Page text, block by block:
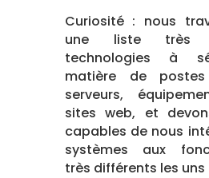
Curiosité : nous
une liste très
technologies à
matière de
serveurs,
sites web, et
capables de nous
systèmes aux
très différents les uns